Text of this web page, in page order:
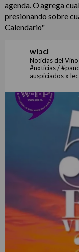
agenda. O agrega
presionando sobre
Calendario"
wipcl
Noticias del
#noticias /
auspiciados x